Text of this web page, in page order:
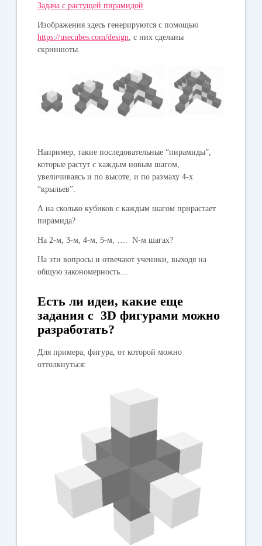
Задача с растущей пирамидой
Изображения здесь генерируются с помощью
https://usecubes.com/design , с них сделаны
скриншоты.
Например, такие последовательные “пирамиды”,
которые растут с каждым новым шагом,
увеличиваясь и по высоте, и по размаху 4-х
“крыльев”.
А на сколько кубиков с каждым шагом прирастает
пирамида?
На 2-м, 3-м, 4-м, 5-м, …. N-м шагах?
На эти вопросы и отвечают ученики, выходя на
общую закономерность…
Есть ли идеи, какие еще
задания с 3D фигурами можно
разработать?
Для примера, фигура, от которой можно
оттолкнуться: